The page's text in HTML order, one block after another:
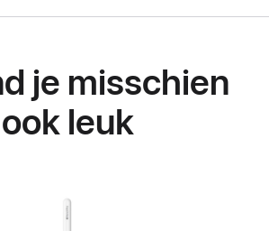
je misschien
ook leuk